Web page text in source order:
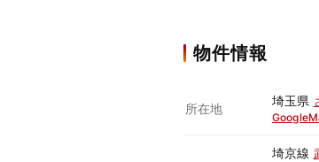
物件情報
所在地
埼玉県
埼京線